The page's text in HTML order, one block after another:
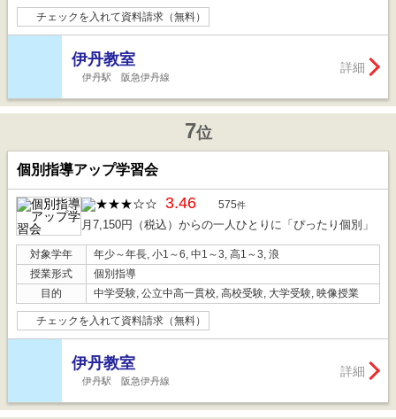
チェックを入れて資料請求（無料）
伊丹教室
伊丹駅 阪急伊丹線
詳細
7位
個別指導アップ学習会
3.46 575件
月7,150円（税込）からの一人ひとりに「ぴったり個別」
対象学年
年少～年長, 小1～6, 中1～3, 高1～3, 浪
授業形式
個別指導
目的
中学受験, 公立中高一貫校, 高校受験, 大学受験, 映像授業
チェックを入れて資料請求（無料）
伊丹教室
伊丹駅 阪急伊丹線
詳細